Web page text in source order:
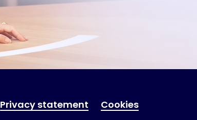
Privacy statement Cookies